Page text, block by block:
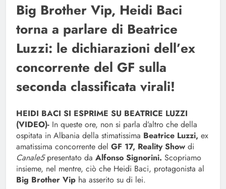
Big Brother Vip, Heidi Baci
torna a parlare di Beatrice
Luzzi: le dichiarazioni dell’ex
concorrente del GF sulla
seconda classificata virali!
HEIDI BACI SI ESPRIME SU BEATRICE LUZZI
(VIDEO)- In queste ore, non si parla d’altro che della
ospitata in Albania della stimatissima Beatrice Luzzi, ex
amatissima concorrente del GF 17, Reality Show di
Canale5presentato da Alfonso Signorini. Scopriamo
insieme, nel mentre, ciò che Heidi Baci, protagonista al
Big Brother Vip ha asserito su di lei.